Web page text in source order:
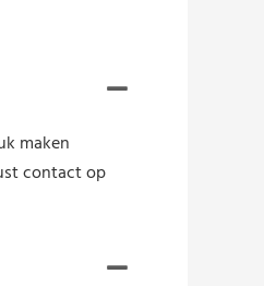
maken
contact op